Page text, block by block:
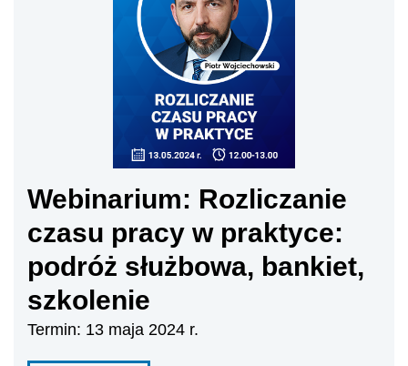
Webinarium: Rozliczanie
czasu pracy w praktyce:
podróż służbowa, bankiet,
szkolenie
Termin: 13 maja 2024 r.